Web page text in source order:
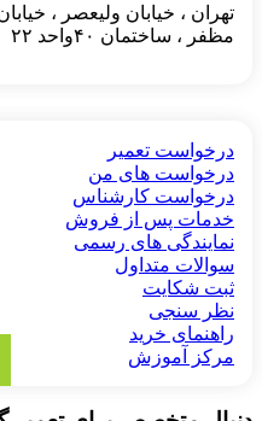
تهران ، خیابان ولیعصر ،
مظفر ، ساختمان ۴۰واحد ۲۲
درخواست تعمیر
درخواست های من
درخواست کارشناس
خدمات پس از فروش
نمایندگی های رسمی
سوالات متداول
ثبت شکایت
نظر سنجی
راهنمای خرید
مرکز آموزش